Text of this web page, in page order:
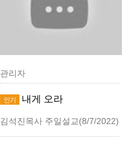
관리자
인기 내게 오라
김석진목사 주일설교(8/7/2022)